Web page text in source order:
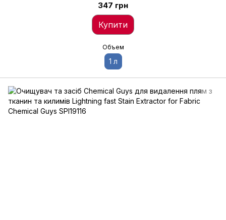
347 грн
Купити
Объем
1 л